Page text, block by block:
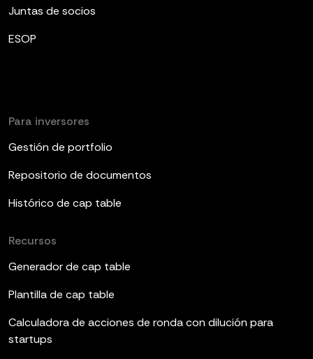
Juntas de socios
ESOP
Para inversores
Gestión de portfolio
Repositorio de documentos
Histórico de cap table
Recursos
Generador de cap table
Plantilla de cap table
Calculadora de acciones de ronda con dilución para
startups